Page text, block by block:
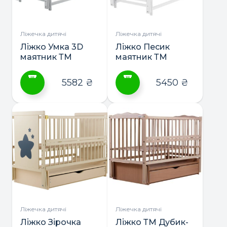
вибрати
сторінці
товару
вибрати
сторінці
товару
Ліжечка дитячі
Ліжко Умка 3D
маятник ТМ
товар
кілька
варіантів.
Параметри
можна
вибрати
сторінці
товару
5582 ₴
Ліжечка дитячі
Ліжко Песик
маятник ТМ
товар
варіантів.
Параметри
вибрати
сторінці
товару
5450 ₴
Ліжечка дитячі
Ліжко Зірочка
Ліжечка дитячі
Ліжко ТМ Дубик-